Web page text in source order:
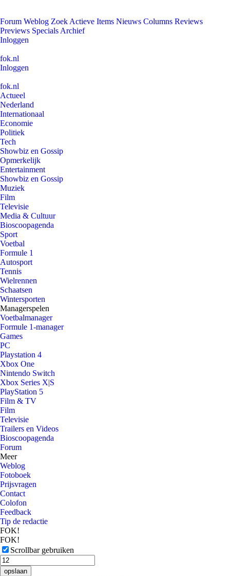
Forum Weblog Zoek Actieve Items Nieuws Columns Reviews
Previews Specials Archief
Inloggen
fok.nl
Inloggen
fok.nl
Actueel
Nederland
Internationaal
Economie
Politiek
Tech
Showbiz en Gossip
Opmerkelijk
Entertainment
Showbiz en Gossip
Muziek
Film
Televisie
Media & Cultuur
Bioscoopagenda
Sport
Voetbal
Formule 1
Autosport
Tennis
Wielrennen
Schaatsen
Wintersporten
Managerspelen
Voetbalmanager
Formule 1-manager
Games
PC
Playstation 4
Xbox One
Nintendo Switch
Xbox Series X|S
PlayStation 5
Film & TV
Film
Televisie
Trailers en Videos
Bioscoopagenda
Forum
Meer
Weblog
Fotoboek
Prijsvragen
Contact
Colofon
Feedback
Tip de redactie
FOK!
FOK!
Scrollbar gebruiken
opslaan